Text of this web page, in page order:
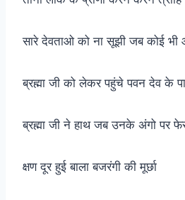
सारे देवताओ को ना सूझी जब कोई
ब्रह्मा जी को लेकर पहुंचे पवन देव के
ब्रह्मा जी ने हाथ जब उनके अंगो पर
क्षण दूर हुई बाला बजरंगी की मूर्छा